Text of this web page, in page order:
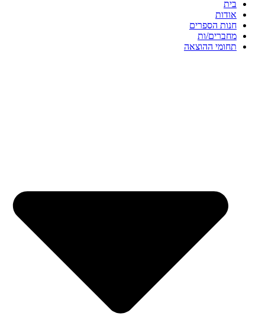
בית
אודות
חנות הספרים
מחברים/ות
תחומי ההוצאה